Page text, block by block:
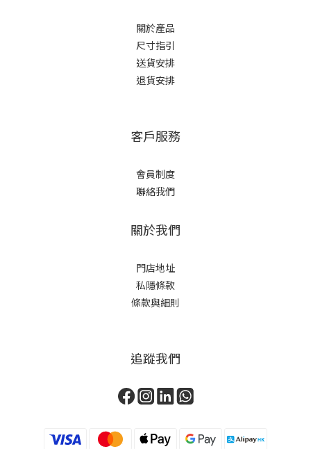
關於產品
尺寸指引
送貨安排
退貨安排
客戶服務
會員制度
聯絡我們
關於我們
門店地址
私隱條款
條款與細則
追蹤我們